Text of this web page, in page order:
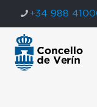
+34 988